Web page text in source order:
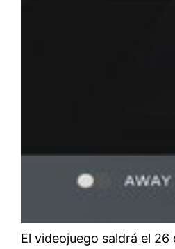
El videojuego saldrá el